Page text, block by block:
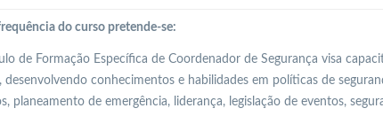
do curso pretende-se:
de Formação Específica de Coordenador de Segurança visa
desenvolvendo conhecimentos e habilidades em políticas de
planeamento de emergência, liderança, legislação de eventos,